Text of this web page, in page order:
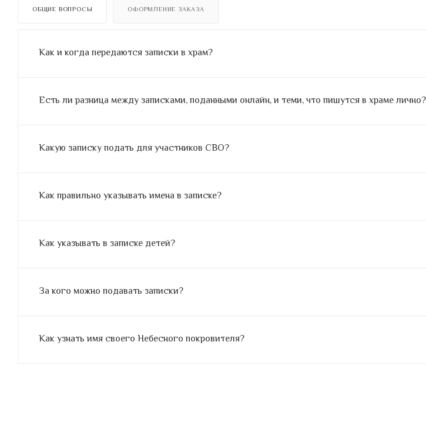
ОБЩИЕ ВОПРОСЫ ОФОРМЛЕНИЕ ЗАКАЗА
Как и когда передаются записки в храм?
Есть ли разница между записками, поданными онлайн, и теми, что пишутся в храме лично?
Какую записку подать для участников СВО?
Как правильно указывать имена в записке?
Как указывать в записке детей?
За кого можно подавать записки?
Как узнать имя своего Небесного покровителя?